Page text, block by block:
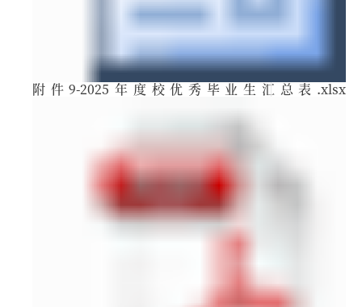
附件9-2025年度校优秀毕业生汇总表.xlsx